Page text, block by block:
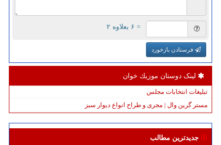
= ۶ بعلاوه ۲
فرستادن بازخورد
لینک دوستان موزیك خوان
تبلیغات انتخابات مجلس
مستر گرین وال | مجری و طراح انواع دیوار سبز
جدیدترین مطالب